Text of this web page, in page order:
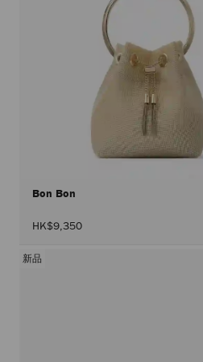
Bon Bon
HK$9,350
新品